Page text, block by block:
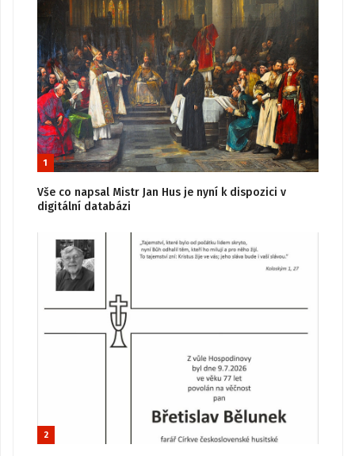
1
Vše co napsal Mistr Jan Hus je nyní k dispozici v
digitální databázi
2